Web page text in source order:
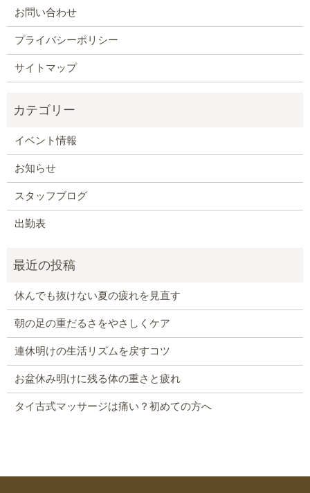
お問い合わせ
プライバシーポリシー
サイトマップ
イベント情報
お知らせ
スタッフブログ
出勤表
休んでも抜けない夏の疲れを見直す
朝の足の重だるさをやさしくケア
連休明けの生活リズムを戻すコツ
お盆休み明けに残る体の重さと疲れ
タイ古式マッサージは痛い？初めての方へ